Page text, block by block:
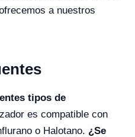
a nuestros
tipos de
es compatible con
o Halotano. ¿Se